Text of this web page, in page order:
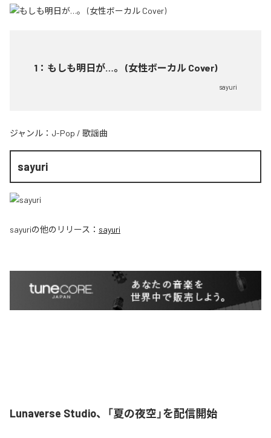
1 ： もしも明日が…。 (女性ボーカル Cover)
sayuri
ジャンル： J-Pop / 歌謡曲
sayuri
sayuriの他のリリース： sayuri
Lunaverse Studio、「夏の夜空」を配信開始